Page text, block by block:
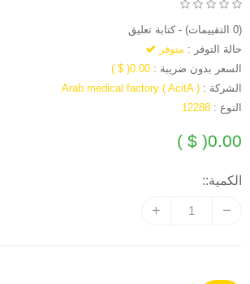
(0 التقييمات) -كتابة تعليق
حالة التوفر : متوفر
السعر بدون ضريبة : 0.00( $ )
الشركة : Arab medical factory ( AcitA )
النوع : 12288
0.00( $ )
الكمية::